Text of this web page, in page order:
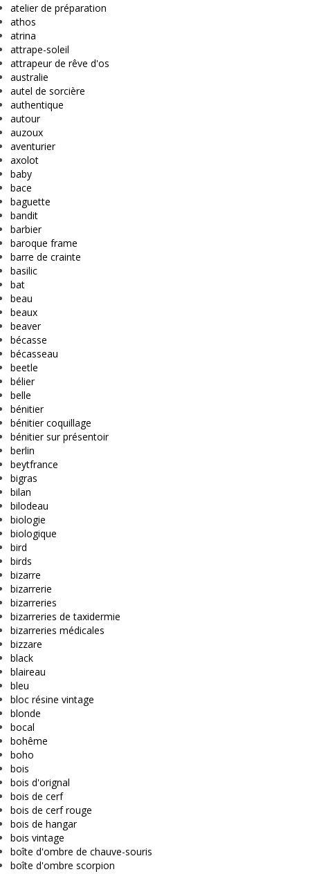
atelier de préparation
athos
atrina
attrape-soleil
attrapeur de rêve d'os
australie
autel de sorcière
authentique
autour
auzoux
aventurier
axolot
baby
bace
baguette
bandit
barbier
baroque frame
barre de crainte
basilic
bat
beau
beaux
beaver
bécasse
bécasseau
beetle
bélier
belle
bénitier
bénitier coquillage
bénitier sur présentoir
berlin
beytfrance
bigras
bilan
bilodeau
biologie
biologique
bird
birds
bizarre
bizarrerie
bizarreries
bizarreries de taxidermie
bizarreries médicales
bizzare
black
blaireau
bleu
bloc résine vintage
blonde
bocal
bohême
boho
bois
bois d'orignal
bois de cerf
bois de cerf rouge
bois de hangar
bois vintage
boîte d'ombre de chauve-souris
boîte d'ombre scorpion